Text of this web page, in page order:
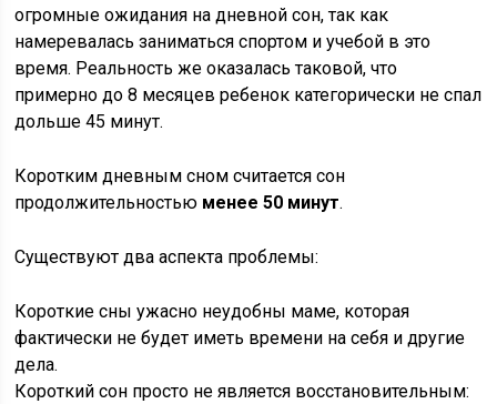
огромные ожидания на дневной сон, так как
намеревалась заниматься спортом и учебой в это
время. Реальность же оказалась таковой, что
примерно до 8 месяцев ребенок категорически не спал
дольше 45 минут.
Коротким дневным сном считается сон
продолжительностью менее 50 минут.
Существуют два аспекта проблемы:
Короткие сны ужасно неудобны маме, которая
фактически не будет иметь времени на себя и другие
дела.
Короткий сон просто не является восстановительным: